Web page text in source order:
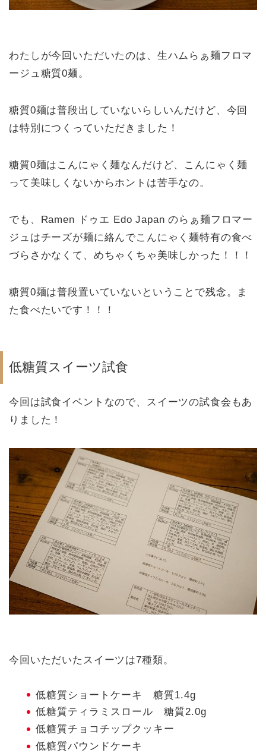
わたしが今回いただいたのは、生ハムらぁ麺フロマ
ージュ糖質0麺。
糖質0麺は普段出していないらしいんだけど、今回
は特別につくっていただきました！
糖質0麺はこんにゃく麺なんだけど、こんにゃく麺
って美味しくないからホントは苦手なの。
でも、Ramen ドゥエ Edo Japan のらぁ麺フロマー
ジュはチーズが麺に絡んでこんにゃく麺特有の食べ
づらさかなくて、めちゃくちゃ美味しかった！！！
糖質0麺は普段置いていないということで残念。ま
た食べたいです！！！
低糖質スイーツ試食
今回は試食イベントなので、スイーツの試食会もあ
りました！
今回いただいたスイーツは7種類。
低糖質ショートケーキ 糖質1.4g
低糖質ティラミスロール 糖質2.0g
低糖質チョコチップクッキー
低糖質パウンドケーキ